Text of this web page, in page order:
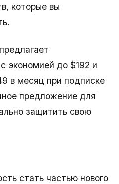
которые вы
экономией до $192 и
в месяц при подписке
предложение для
защитить свою
стать частью нового